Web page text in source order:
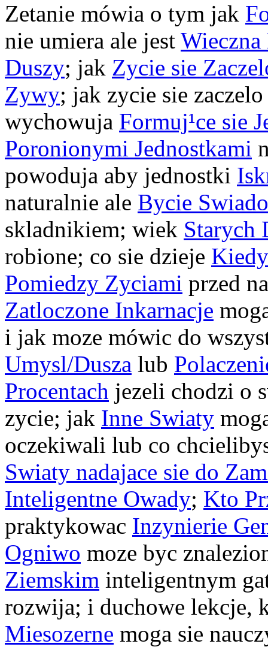
Zetanie mówia o tym jak
nie umiera ale jest Wieczna
Duszy; jak Zycie sie
Zywy; jak zycie sie
wychowuja Formuj¹ce sie
Poronionymi Jednostkami
powoduja aby jednostki
naturalnie ale Bycie
skladnikiem; wiek Starych
robione; co sie dzieje
Pomiedzy Zyciami przed
Zatloczone Inkarnacje
i jak moze mówic do
Umysl/Dusza lub
Procentach jezeli chodzi o
zycie; jak Inne Swiaty
oczekiwali lub co
Swiaty nadajace sie do
Inteligentne Owady; Kto
praktykowac Inzynierie
Ogniwo moze byc
Ziemskim inteligentnym
rozwija; i duchowe lekcje,
Miesozerne moga sie